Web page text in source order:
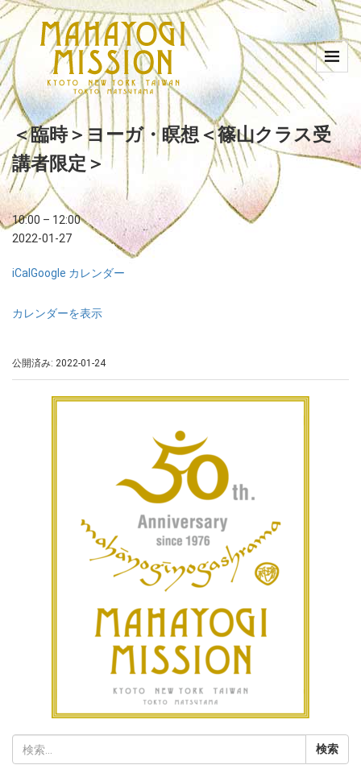
＜臨時＞ヨーガ・瞑想＜篠山クラス受
講者限定＞
10:00 – 12:00
2022-01-27
iCal Google カレンダー
カレンダーを表示
公開済み: 2022-01-24